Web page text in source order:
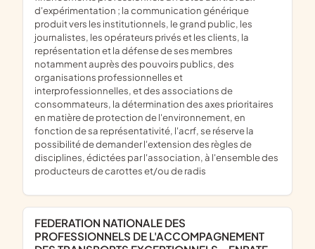
d'expérimentation ; la communication générique
produit vers les institutionnels, le grand public, les
journalistes, les opérateurs privés et les clients, la
représentation et la défense de ses membres
notamment auprès des pouvoirs publics, des
organisations professionnelles et
interprofessionnelles, et des associations de
consommateurs, la détermination des axes prioritaires
en matière de protection de l'environnement, en
fonction de sa représentativité, l'acrf, se réserve la
possibilité de demander l'extension des règles de
disciplines, édictées par l'association, à l'ensemble des
producteurs de carottes et/ou de radis
FEDERATION NATIONALE DES
PROFESSIONNELS DE L'ACCOMPAGNEMENT